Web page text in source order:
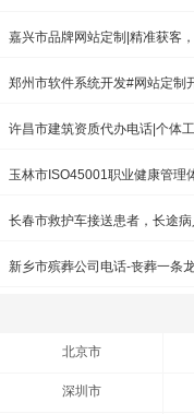
嘉兴市品牌网站定制|精准获客
郑州市软件系统开发#网站定制
许昌市建筑资质代办电话|个体
玉林市ISO45001职业健康管理
长春市救护车接送患者，长途
新乡市殡葬公司电话-丧葬一条
北京市
深圳市